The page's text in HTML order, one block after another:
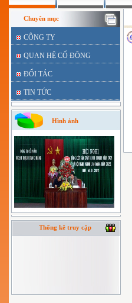
Chuyên mục
CÔNG TY
QUAN HỆ CỔ ĐÔNG
ĐỐI TÁC
TIN TỨC
Hình ảnh
Thống kê truy cập